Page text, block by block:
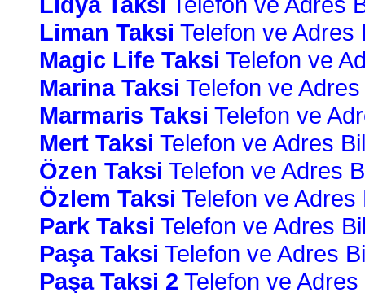
Liman Taksi Telefon ve Adres
Magic Life Taksi Telefon ve
Marina Taksi Telefon ve
Marmaris Taksi Telefon ve
Mert Taksi Telefon ve Adres
Özen Taksi Telefon ve Adres
Özlem Taksi Telefon ve Adres
Park Taksi Telefon ve Adres
Paşa Taksi Telefon ve Adres
Paşa Taksi 2 Telefon ve